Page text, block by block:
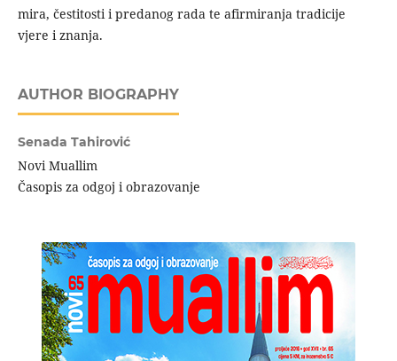
mira, čestitosti i predanog rada te afirmiranja tradicije
vjere i znanja.
AUTHOR BIOGRAPHY
Senada Tahirović
Novi Muallim
Časopis za odgoj i obrazovanje